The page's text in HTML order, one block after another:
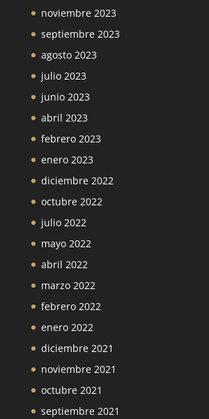
noviembre 2023
septiembre 2023
agosto 2023
julio 2023
junio 2023
abril 2023
febrero 2023
enero 2023
diciembre 2022
octubre 2022
julio 2022
mayo 2022
abril 2022
marzo 2022
febrero 2022
enero 2022
diciembre 2021
noviembre 2021
octubre 2021
septiembre 2021